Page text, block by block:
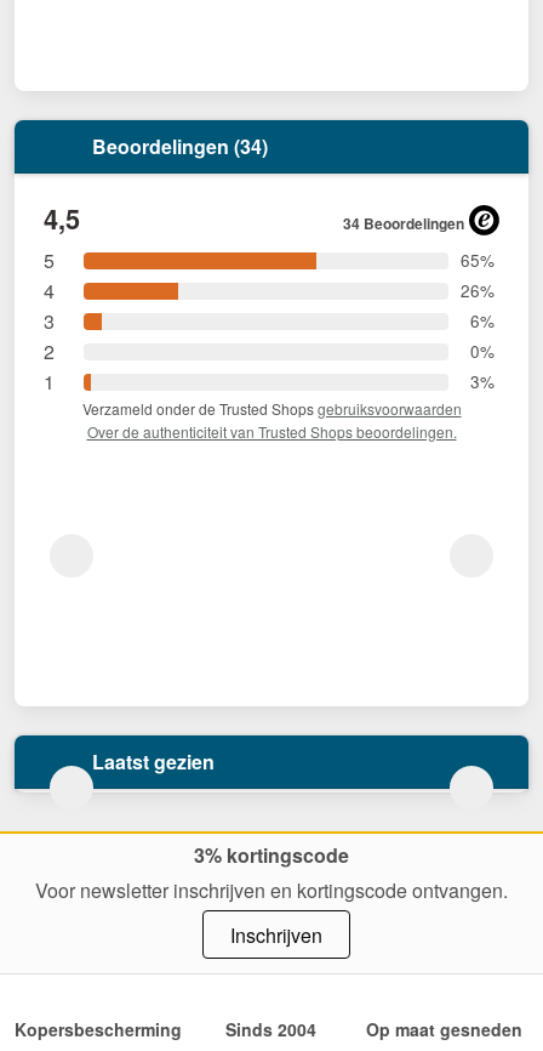
Beoordelingen (34)
4,5 34 Beoordelingen
5 65%
4 26%
3 6%
2 0%
1 3%
Verzameld onder de Trusted Shopsgebruiksvoorwaarden
Over de authenticiteit van Trusted Shops beoordelingen.
Laatst gezien
3% kortingscode
Voor newsletter inschrijven en kortingscode ontvangen.
Inschrijven
Kopersbescherming Sinds 2004 Op maat gesneden